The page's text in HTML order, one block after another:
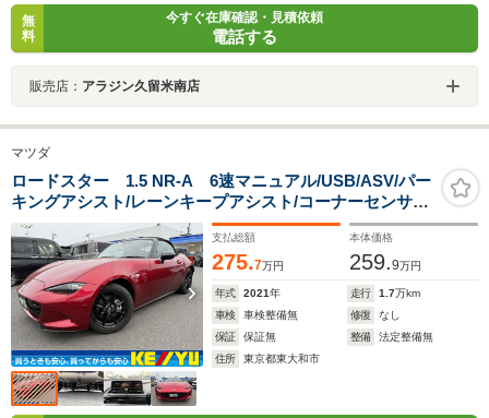
無
料
今すぐ在庫確認・見積依頼
電話する
販売店： アラジン久留米南店
マツダ
ロードスター 1.5 NR-A 6速マニュアル/USB/ASV/パー
キングアシスト/レーンキープアシスト/コーナーセンサー/
純正16W/ドライブレコーダー/スマートキー/プッシュスタ
ート/取扱説明書/ディーラー保証書/フル装備
支払総額
275.7万円
本体価格
259.9万円
年式 2021年 走行 1.7万km
車検
車検整備無 修復
なし
保証
保証無 整備
法定整備無
住所
東京都東大和市